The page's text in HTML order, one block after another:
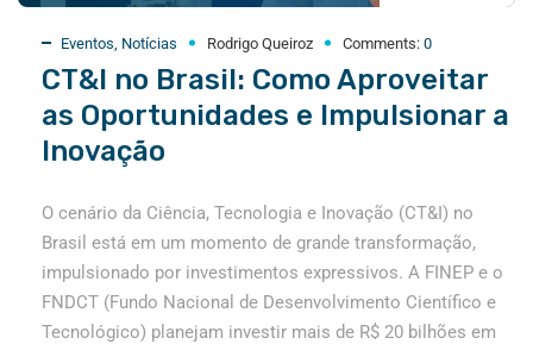
Eventos Notícias Rodrigo Queiroz Comments: 0
CT&I no Brasil: Como Aproveitar
as Oportunidades e Impulsionar a
Inovação
O cenário da Ciência, Tecnologia e Inovação (CT&I) no
Brasil está em um momento de grande transformação,
impulsionado por investimentos expressivos. A FINEP e o
FNDCT (Fundo Nacional de Desenvolvimento Científico e
Tecnológico) planejam investir mais de R$ 20 bilhões em